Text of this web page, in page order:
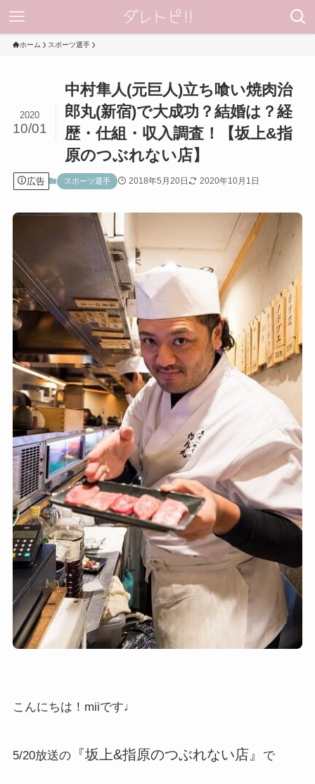
ホーム スポーツ選手
中村隼人(元巨人)立ち喰い焼肉治
郎丸(新宿)で大成功？結婚は？経
歴・仕組・収入調査！【坂上&指
原のつぶれない店】
2020
10/01
広告 スポーツ選手 2018年5月20日 2020年10月1日
こんにちは！miiです♩
5/20放送の『坂上&指原のつぶれない店』 で